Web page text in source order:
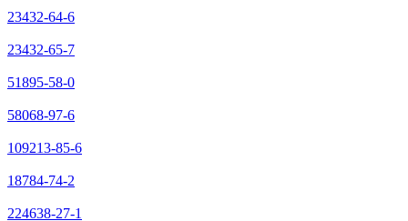
23432-64-6
23432-65-7
51895-58-0
58068-97-6
109213-85-6
18784-74-2
224638-27-1